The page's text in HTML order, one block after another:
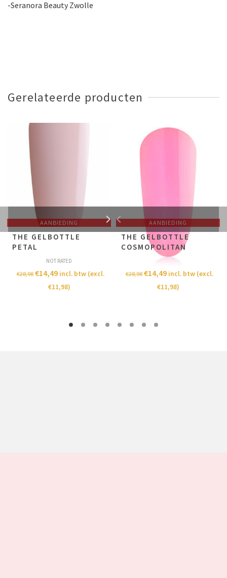
-Seranora Beauty Zwolle
Gerelateerde producten
AANBIEDING
THE GELBOTTLE
PETAL
NOT RATED
€28,98 €14,49 incl. btw (excl.
€11,98)
AANBIEDING
THE GELBOTTLE
COSMOPOLITAN
NOT RATED
€28,98 €14,49 incl. btw (excl.
€11,98)